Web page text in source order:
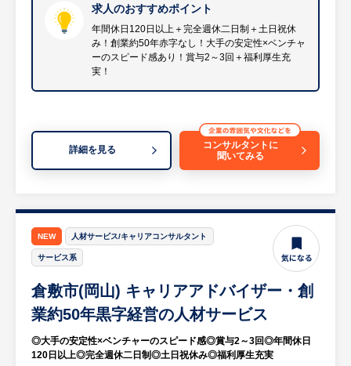
■取引先、就業環境：
クライアント：養鶏場、孵化場、パッキング
工場、農協等
■特徴・魅力：
燥・重さの判別、パッキングまでをライン化
した全自動鶏卵選別包装装置です。
国内の多くの養鶏場やGPセンターに導入さ
期的に行う質の高さをお客様から支持してい
ただき、国内シェアトップクラス、世界でも
■社内設備：
本社には社員の希望を取り入れた誰もが楽し
く過ごせる休憩室を完備。
ハーゲンダッツ食べ放題！Nintendo Switch
・「派遣社員を活用したい」という企業に対
し、ビジネスモデルや現状の課題をヒアリン
グ
・人材派遣にとどまらず、BPO（ビジネス・
＜ソリューション例＞
◎新商品開発のサポート など
日本で展開されている業種の90％以上と取引
があり、「人材×コールセンター」「人材×ダ
イレクトマーケティング」「テレマーケティ
アントの課題解決を行ないます。
求人のおすすめポイント
年間休日120日以上＋完全週休二日制＋土日祝休
み！創業約50年赤字なし！大手の安定性×ベンチャ
ーのスピード感あり！賞与2～3回＋福利厚生充
実！
詳細を見る
コンサルタントに
聞いてみる
NEW 人材サービス/キャリアコンサルタント
サービス系
倉敷市(岡山) キャリアアドバイザー・創
業約50年黒字経営の人材サービス
◎大手の安定性×ベンチャーのスピード感◎賞与2～3回◎年間休日
120日以上◎完全週休二日制◎土日祝休み◎福利厚生充実